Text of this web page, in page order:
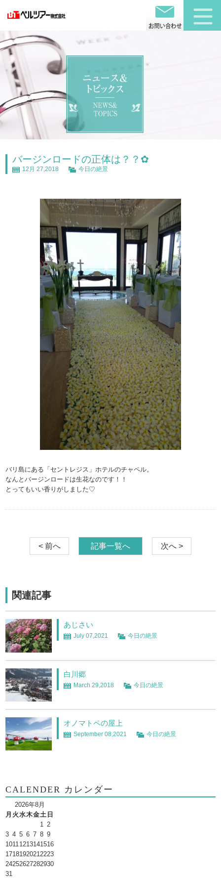
バージンロードの正体は？？✿
12月 27,2018 今日の絶景
バリ島にある「セントレジス」ホテルのチャペル。
なんとバージンロードは生花なのです！！
とってもいい香りがしました♡
< 前へ 記事一覧へ 次へ >
関連記事
あじさい
July 07,2021 今日の絶景
白川郷
March 29,2018 今日の絶景
オノマトペの屋上
September 08,2021 今日の絶景
CALENDER カレンダー
2026年8月
月 火水木金土 日
1
2
3 4 5 6 7 8 9
1011 1213141516
1718192021 2223
24252627282930
31